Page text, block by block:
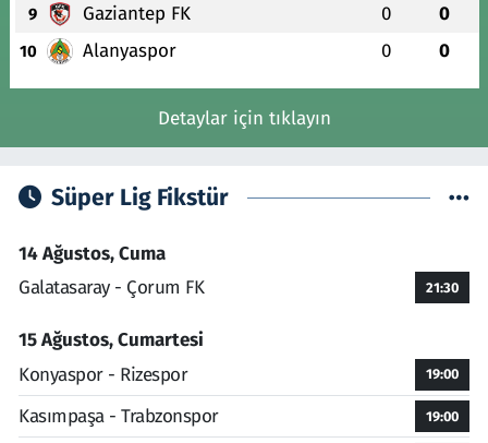
9 Gaziantep FK 0 0
10 Alanyaspor 0 0
Detaylar için tıklayın
Süper Lig Fikstür
14 Ağustos, Cuma
Galatasaray - Çorum FK
21:30
15 Ağustos, Cumartesi
Konyaspor - Rizespor
19:00
Kasımpaşa - Trabzonspor 19:00